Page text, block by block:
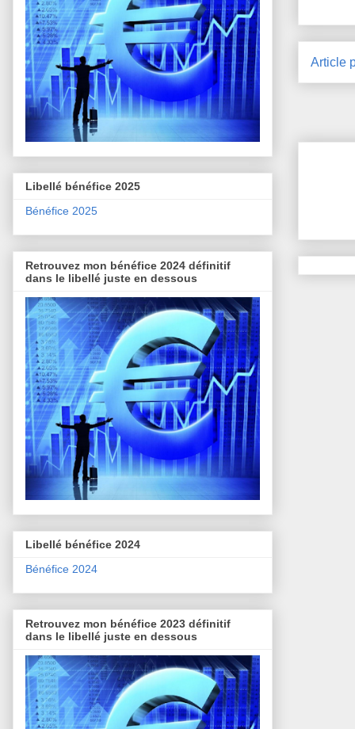
Article
Libellé bénéfice 2025
Bénéfice 2025
Retrouvez mon bénéfice 2024 définitif
dans le libellé juste en dessous
Libellé bénéfice 2024
Bénéfice 2024
Retrouvez mon bénéfice 2023 définitif
dans le libellé juste en dessous